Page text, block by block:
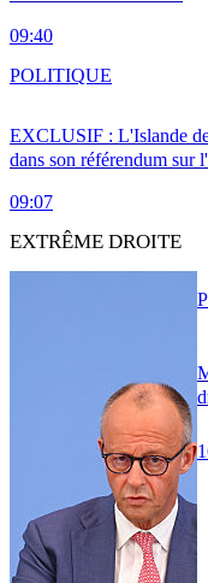
09:40
EXCLUSIF : L'Islande
dans son référendum sur
09:07
POLITIQUE
EXTRÊME DROITE